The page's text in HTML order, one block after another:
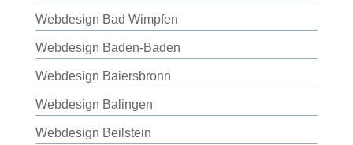
Webdesign Bad Wimpfen
Webdesign Baden-Baden
Webdesign Baiersbronn
Webdesign Balingen
Webdesign Beilstein